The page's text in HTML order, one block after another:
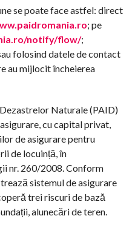
se poate face astfel: direct
; pe
notify/flow/;
folosind datele de contact
au mijlocit încheierea
Naturale (PAID)
cu capital privat,
de asigurare pentru
de locuință, în
nr. 260/2008. Conform
sistemul de asigurare
trei riscuri de bază
alunecări de teren.